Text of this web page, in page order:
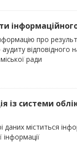
про
відповідного
ради
із системи
міститься
інформації